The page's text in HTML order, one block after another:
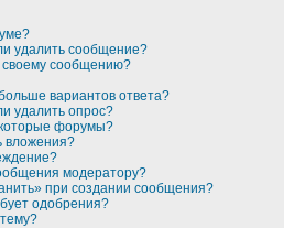
удалить сообщение?
своему сообщению?
вариантов ответа?
удалить опрос?
форумы?
вложения?
модератору?
при создании сообщения?
одобрения?